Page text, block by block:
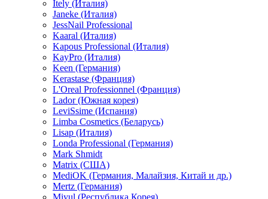
Itely (Италия)
Janeke (Италия)
JessNail Professional
Kaaral (Италия)
Kapous Professional (Италия)
KayPro (Италия)
Keen (Германия)
Kerastase (Франция)
L'Oreal Professionnel (Франция)
Lador (Южная корея)
LeviSsime (Испания)
Limba Cosmetics (Беларусь)
Lisap (Италия)
Londa Professional (Германия)
Mark Shmidt
Matrix (США)
MediOK (Германия, Малайзия, Китай и др.)
Mertz (Германия)
Miyul (Республика Корея)